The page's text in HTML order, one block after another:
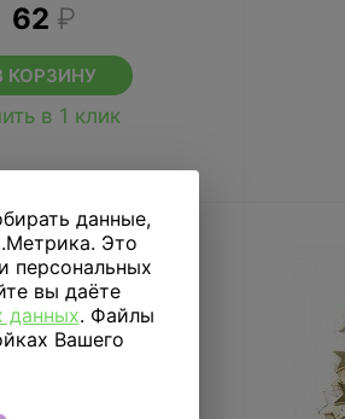
62 ₽
КОРЗИНУ
в 1 клик
данные,
Это
персональных
вы даёте
данных. Файлы
Вашего